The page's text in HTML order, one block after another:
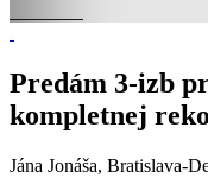
Predám 3-izb
kompletnej
Jána Jonáša, Bratislava-